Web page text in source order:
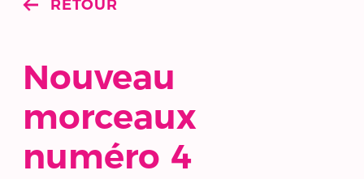
RETOUR
Nouveau
morceaux
numéro 4